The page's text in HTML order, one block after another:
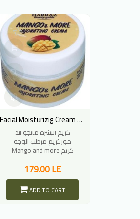
Facial Moisturizig Cream With Mango Butter
كريم البشره مانجو اند
موركريم مرطب الوجه
Mango and more كريم
ترطيب الوجه بخلاصة
179.00 LE
ADD TO CART